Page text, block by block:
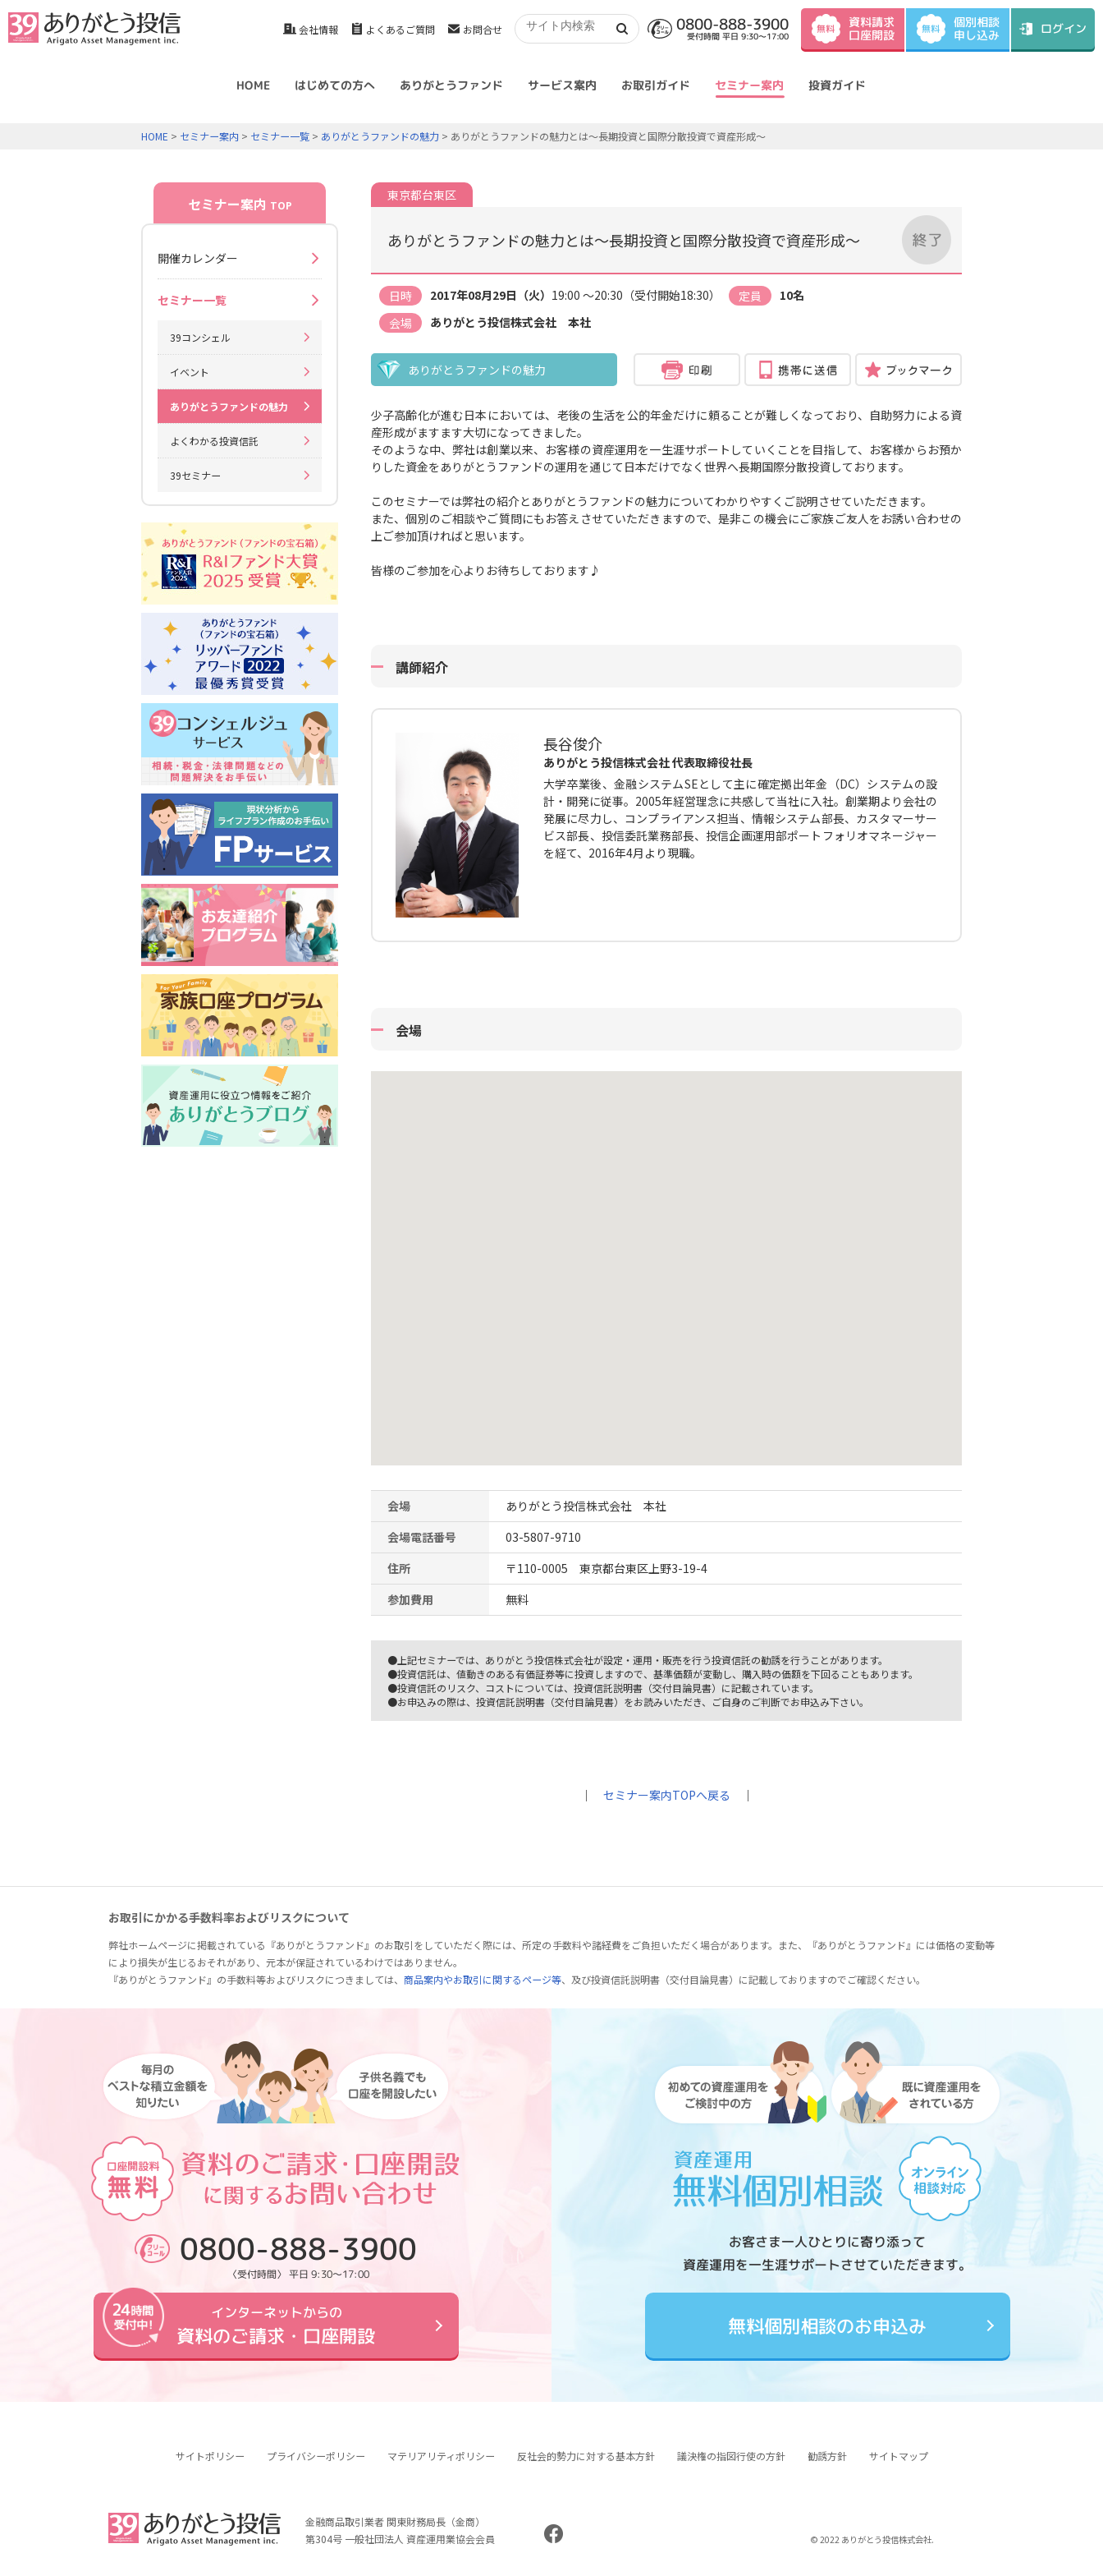
会社情報 よくあるご質問 お問合せ 0800-888-3900
受付時間 平日 9:30～17:00
無料 資料請求
口座開設 無料 個別相談
申し込み ログイン
HOME はじめての方へ ありがとうファンド サービス案内 お取引ガイド セミナー案内 投資ガイド
HOME > セミナー案内 > セミナー一覧 > ありがとうファンドの魅力 > ありがとうファンドの魅力とは～長期投資と国際分散投資で資産形成～
東京都台東区
ありがとうファンドの魅力とは～長期投資と国際分散投資で資産形成～
日時 2017年08月29日（火） 19:00 ～20:30（受付開始18:30） 定員
10名
会場
ありがとう投信株式会社 本社
ありがとうファンドの魅力
少子高齢化が進む日本においては、老後の生活を公的年金だけに頼ることが難しくなっており、自助努力による資
産形成がますます大切になってきました。
そのような中、弊社は創業以来、お客様の資産運用を一生涯サポートしていくことを目指して、お客様からお預か
りした資金をありがとうファンドの運用を通じて日本だけでなく世界へ長期国際分散投資しております。
このセミナーでは弊社の紹介とありがとうファンドの魅力についてわかりやすくご説明させていただきます。
また、個別のご相談やご質問にもお答えさせていただきますので、是非この機会にご家族ご友人をお誘い合わせの
上ご参加頂ければと思います。
皆様のご参加を心よりお待ちしております♪
講師紹介
長谷俊介
ありがとう投信株式会社 代表取締役社長
大学卒業後、金融システムSEとして主に確定拠出年金（DC）システムの設
計・開発に従事。2005年経営理念に共感して当社に入社。創業期より会社の
発展に尽力し、コンプライアンス担当、情報システム部長、カスタマーサー
ビス部長、投信委託業務部長、投信企画運用部ポートフォリオマネージャー
を経て、2016年4月より現職。
会場
会場
ありがとう投信株式会社 本社
会場電話番号
03-5807-9710
住所
〒110-0005 東京都台東区上野3-19-4
参加費用
無料
●上記セミナーでは、ありがとう投信株式会社が設定・運用・販売を行う投資信託の勧誘を行うことがあります。
●投資信託は、値動きのある有価証券等に投資しますので、基準価額が変動し、購入時の価額を下回ることもあります。
●投資信託のリスク、コストについては、投資信託説明書（交付目論見書）に記載されています。
●お申込みの際は、投資信託説明書（交付目論見書）をお読みいただき、ご自身のご判断でお申込み下さい。
｜ セミナー案内TOPへ戻る ｜
セミナー案内 TOP
開催カレンダー
セミナー一覧
39コンシェル
イベント
ありがとうファンドの魅力
よくわかる投資信託
39セミナー
お取引にかかる手数料率およびリスクについて
弊社ホームページに掲載されている『ありがとうファンド』のお取引をしていただく際には、所定の手数料や諸経費をご負担いただく場合があります。また、『ありがとうファンド』には価格の変動等
により損失が生じるおそれがあり、元本が保証されているわけではありません。
『ありがとうファンド』の手数料等およびリスクにつきましては、 商品案内やお取引に関するページ等、及び投資信託説明書（交付目論見書）に記載しておりますのでご確認ください。
0800-888-3900
〈受付時間〉 平日 9:30～17:00
インターネットからの
資料のご請求・口座開設
お客さま一人ひとりに寄り添って
資産運用を一生涯サポートさせていただきます。
無料個別相談のお申込み
サイトポリシー プライバシーポリシー マテリアリティポリシー 反社会的勢力に対する基本方針 議決権の指図行使の方針 勧誘方針 サイトマップ
金融商品取引業者 関東財務局長（金商）
第304号 一般社団法人 資産運用業協会会員
© 2022 ありがとう投信株式会社.